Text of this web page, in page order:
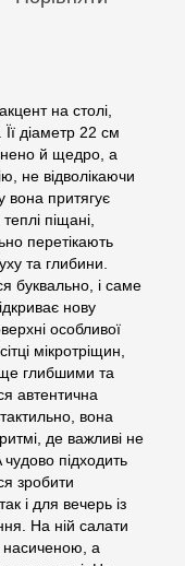
на столі,
діаметр 22 см
й щедро, а
не відволікаючи
вона притягує
піщані,
перетікають
та глибини.
буквально, і саме
нову
особливої
мікротріщин,
глибшими та
автентична
вона
де важливі не
підходить
зробити
і для вечерь із
На ній салати
насиченою, а